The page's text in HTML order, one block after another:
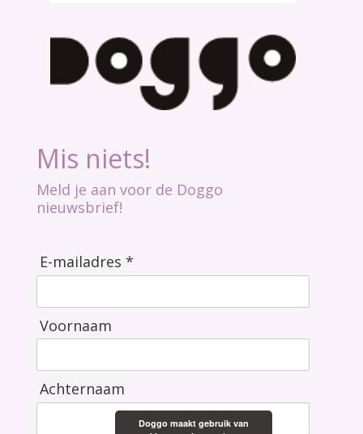
Mis niets!
Meld je aan voor de Doggo
nieuwsbrief!
E-mailadres *
Voornaam
Achternaam
Doggo maakt gebruik van